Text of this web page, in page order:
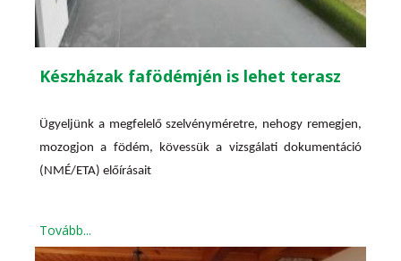
Készházak fafödémjén is lehet terasz
Ügyeljünk a megfelelő szelvényméretre, nehogy remegjen,
mozogjon a födém, kövessük a vizsgálati dokumentáció
(NMÉ/ETA) előírásait
Tovább...